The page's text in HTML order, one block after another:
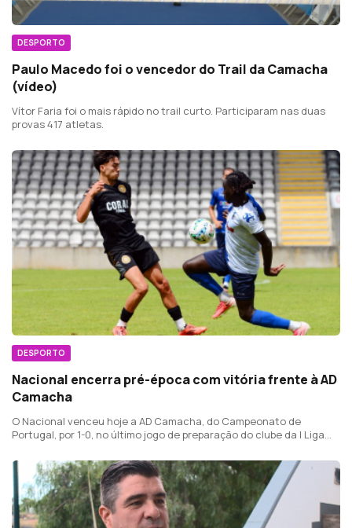
DESPORTO
Paulo Macedo foi o vencedor do Trail da Camacha
(vídeo)
Vítor Faria foi o mais rápido no trail curto. Participaram nas duas
provas 417 atletas.
DESPORTO
Nacional encerra pré-época com vitória frente à AD
Camacha
O Nacional venceu hoje a AD Camacha, do Campeonato de
Portugal, por 1-0, no último jogo de preparação do clube da I Liga